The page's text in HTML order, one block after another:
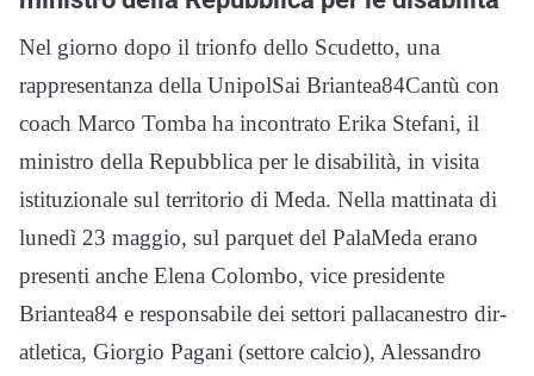
Nel giorno dopo il trionfo dello Scudetto, una
rappresentanza della UnipolSai Briantea84Cantù con
coach Marco Tomba ha incontrato Erika Stefani, il
ministro della Repubblica per le disabilità, in visita
istituzionale sul territorio di Meda. Nella mattinata di
lunedì 23 maggio, sul parquet del PalaMeda erano
presenti anche Elena Colombo, vice presidente
Briantea84 e responsabile dei settori pallacanestro dir-
atletica, Giorgio Pagani (settore calcio), Alessandro